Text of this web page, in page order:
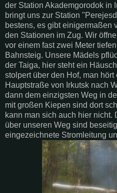
der Station Akademgorodok in
bringt uns zur Station
bestens, es gibt einigermaßen
den Stationen im Zug. Wir
vor einem fast zwei Meter
Bahnsteig. Unsere Mädels
der Taiga, hier steht ein
stolpert über den Hof, man
Hauptstraße von Irkutsk nach
dann dem einzigsten Weg in
mit großen Kiepen sind dort
kann man sich auch hier nicht.
über unseren Weg sind
eingezeichnete Stromleitung